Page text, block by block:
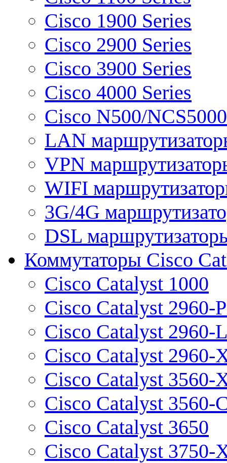
Cisco 1900 Series
Cisco 2900 Series
Cisco 3900 Series
Cisco 4000 Series
Cisco N500/
LAN
VPN
WIFI
3G/4G
DSL
Коммутаторы Cisco
Cisco Catalyst 1000
Cisco Catalyst 2960-
Cisco Catalyst 2960-L
Cisco Catalyst 2960-
Cisco Catalyst 3560-
Cisco Catalyst 3560-
Cisco Catalyst 3650
Cisco Catalyst 3750-